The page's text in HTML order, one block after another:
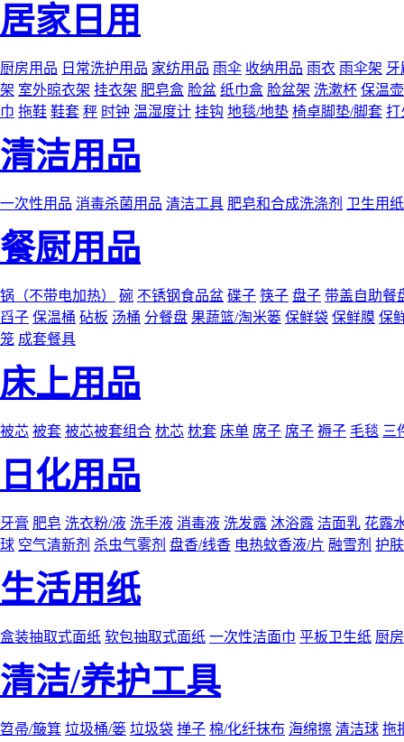
居家日用
厨房用品 日常洗护用品 家纺用品 雨伞 收纳用品 雨衣 雨伞架 牙
架 室外晾衣架 挂衣架 肥皂盒 脸盆 纸巾盒 脸盆架 洗漱杯 保温
巾 拖鞋 鞋套 秤 时钟 温湿度计 挂钩 地毯/地垫 椅卓脚垫/脚套 打
清洁用品
一次性用品 消毒杀菌用品 清洁工具 肥皂和合成洗涤剂 卫生用
餐厨用品
锅（不带电加热） 碗 不锈钢食品盆 碟子 筷子 盘子 带盖自助餐
舀子 保温桶 砧板 汤桶 分餐盘 果蔬篮/淘米篓 保鲜袋 保鲜膜 保
笼 成套餐具
床上用品
被芯 被套 被芯被套组合 枕芯 枕套 床单 席子 席子 褥子 毛毯 三
日化用品
牙膏 肥皂 洗衣粉/液 洗手液 消毒液 洗发露 沐浴露 洁面乳 花露
球 空气清新剂 杀虫气雾剂 盘香/线香 电热蚊香液/片 融雪剂 护
生活用纸
盒装抽取式面纸 软包抽取式面纸 一次性洁面巾 平板卫生纸 厨
清洁/养护工具
笤帚/簸箕 垃圾桶/篓 垃圾袋 掸子 棉/化纤抹布 海绵擦 清洁球 拖